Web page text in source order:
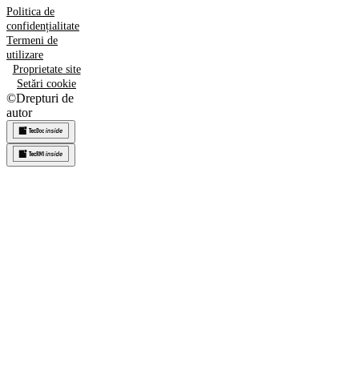
Politica de
confidențialitate
Termeni de
utilizare
Proprietate site
Setări cookie
©Drepturi de
autor